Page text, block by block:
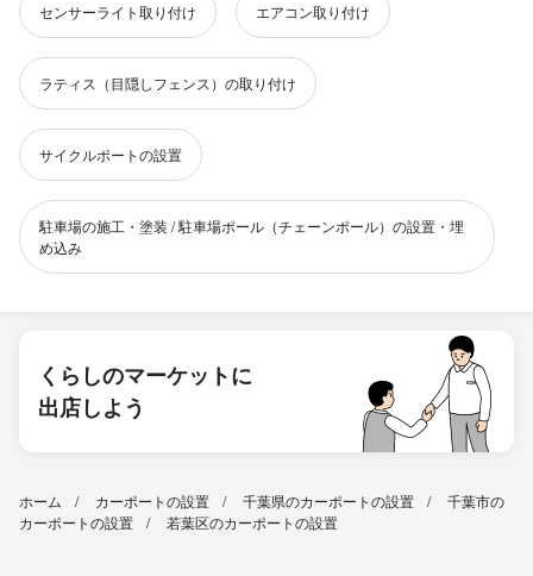
センサーライト取り付け エアコン取り付け
ラティス（目隠しフェンス）の取り付け
サイクルポートの設置
駐車場の施工・塗装 / 駐車場ポール（チェーンポール）の設置・埋
め込み
くらしのマーケットに
出店しよう
ホーム カーポートの設置 千葉県のカーポートの設置
千葉市の
カーポートの設置
若葉区のカーポートの設置